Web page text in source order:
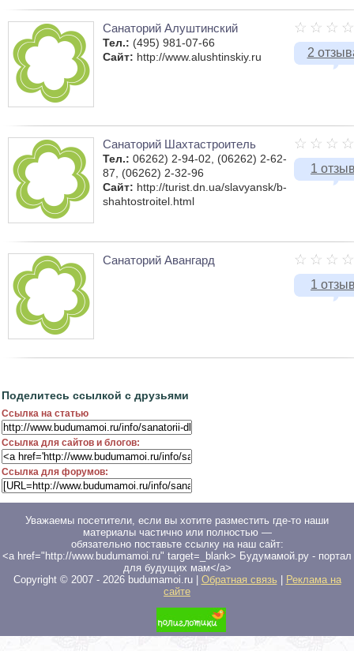
2
Санаторий Алуштинский
Тел.: (495) 981-07-66
Сайт: http://www.alushtinskiy.ru
1
Санаторий Шахтастроитель
Тел.: 06262) 2-94-02, (06262) 2-62-
87, (06262) 2-32-96
Сайт: http://turist.dn.ua/slavyansk/b-
shahtostroitel.html
1
Санаторий Авангард
Поделитесь ссылкой с друзьями
Ссылка на статью
Ссылка для сайтов и блогов:
Ссылка для форумов:
Уважаемы посетители, если вы хотите разместить где-то наши
материалы частично или полностью —
обязательно поставьте ссылку на наш сайт:
<a href="http://www.budumamoi.ru" target=_blank> Будумамой.ру - портал
для будущих мам</a>
Copyright © 2007 - 2026budumamoi.ru | Обратная связь
Реклама на
сайте